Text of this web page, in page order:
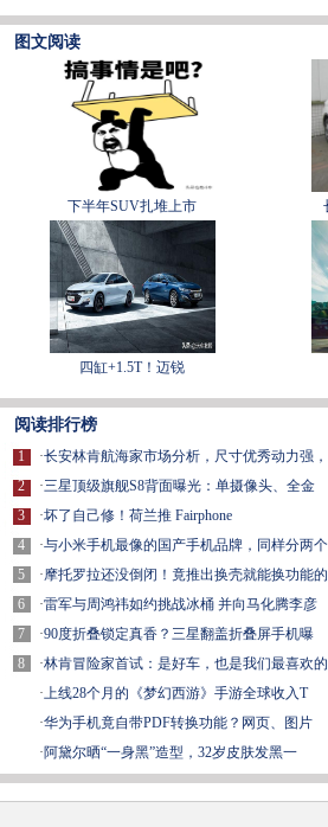
图文阅读
下半年SUV扎堆上市
四缸+1.5T！迈锐
阅读排行榜
1
2
3
4
5
6
7
8
·长安林肯航海家市场分析，尺寸优秀动力强，
·三星顶级旗舰S8背面曝光：单摄像头、全金
·坏了自己修！荷兰推 Fairphone
·与小米手机最像的国产手机品牌，同样分两个
·摩托罗拉还没倒闭！竟推出换壳就能换功能的
·雷军与周鸿祎如约挑战冰桶 并向马化腾李彦
·90度折叠锁定真香？三星翻盖折叠屏手机曝
·林肯冒险家首试：是好车，也是我们最喜欢的
·上线28个月的《梦幻西游》手游全球收入T
·华为手机竟自带PDF转换功能？网页、图片
·阿黛尔晒“一身黑”造型，32岁皮肤发黑一